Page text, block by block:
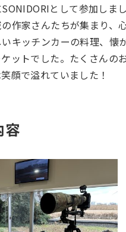
として参加しま
作家さんたちが集まり、
キッチンカーの料理、懐
ットでした。たくさんの
顔で溢れていました！
容